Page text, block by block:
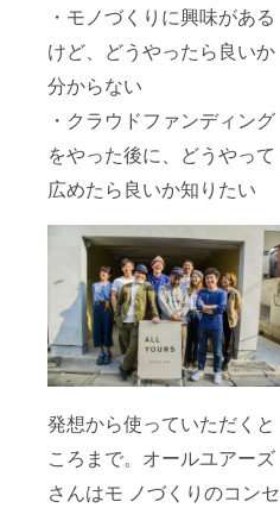
・モノづくりに興味がある
けど、どうやったら良いか
分からない
・クラウドファンディング
をやった後に、どうやって
広めたら良いか知りたい
発想から使っていただくと
ころまで。オールユアーズ
さんはモ ノづくりのコンセ